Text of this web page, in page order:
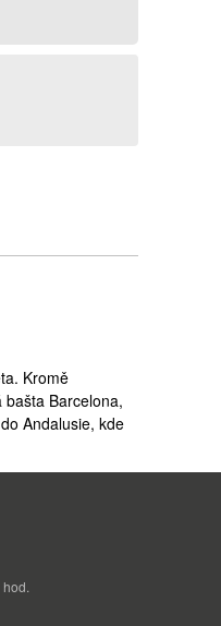
Kromě
Barcelona,
Andalusie, kde
jako v ráji cítit
zážitky.
s Portugalskem,
a Melilla mají
a Baleárské